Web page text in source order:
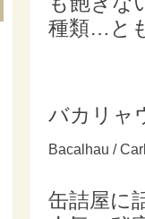
種類…と
バカリャ
Bacalhau /
缶詰屋に